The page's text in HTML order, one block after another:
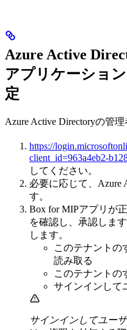
Azure Active
アプリケーショ
定
Azure Active Directoryの管
https://
client_id=963a4eb2-
してください。
必要に応じて、Azure
す。
Box for MIPアプリが
を確認し、承認しま
します。
このテナントの
読み取る
このテナントの
サインインして
サインインしてユー